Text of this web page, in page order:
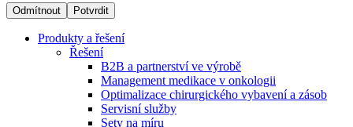
Produktový katalog​
Objevte naše produkty. Navštivte produktový katalog B.
Braun s našim kompletním produktovým portfoliem.
Odmítnout Potvrdit
Produkty a řešení
Řešení
B2B a partnerství ve výrobě
Management medikace v onkologii
Optimalizace chirurgického vybavení a zásob
Servisní služby
Sety na míru